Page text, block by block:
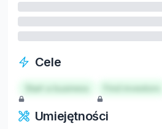
Cele
Start a business
Umiejętności